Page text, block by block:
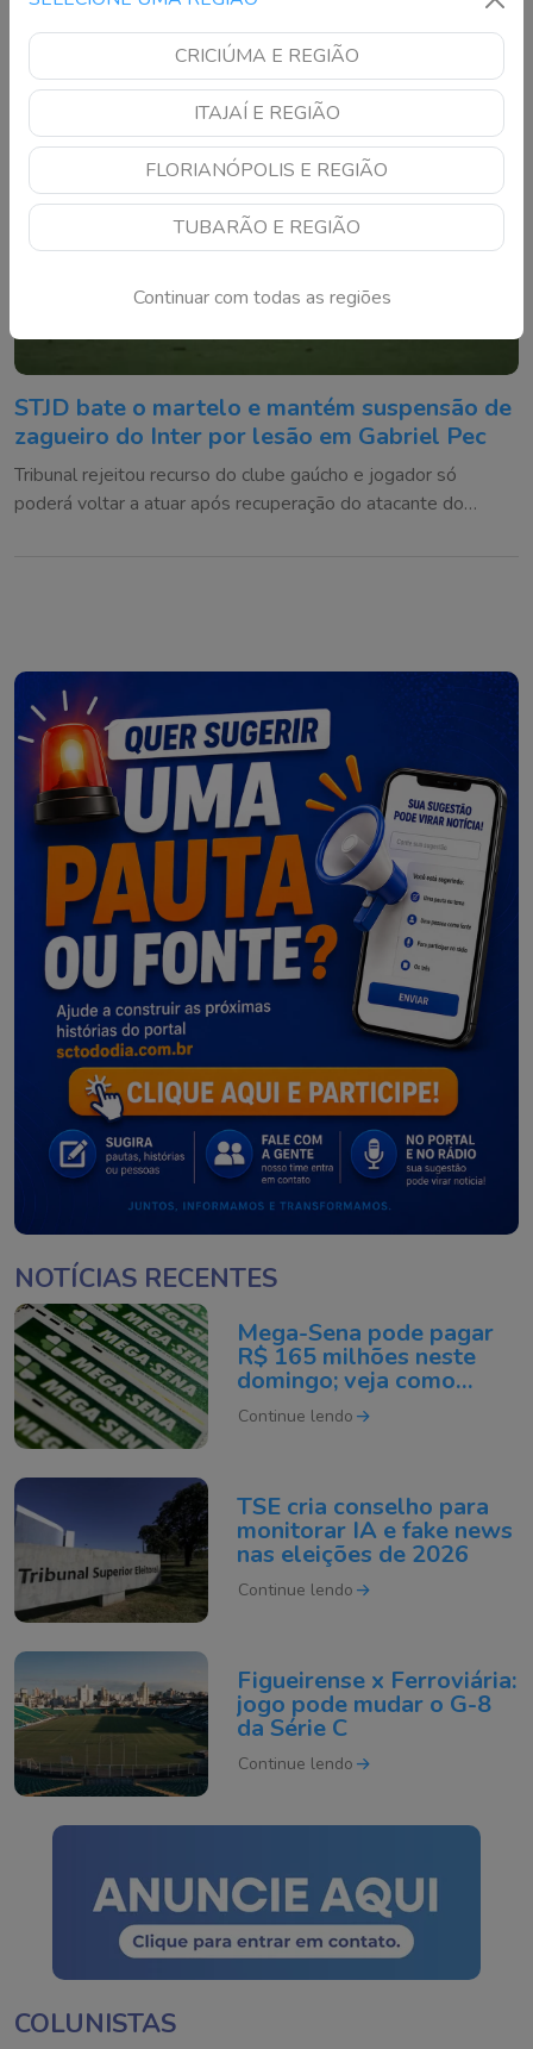
CRICIÚMA E REGIÃO
ITAJAÍ E REGIÃO
FLORIANÓPOLIS E REGIÃO
TUBARÃO E REGIÃO
Continuar com todas as regiões
STJD bate o martelo e mantém suspensão de
zagueiro do Inter por lesão em Gabriel Pec
Tribunal rejeitou recurso do clube gaúcho e jogador só
poderá voltar a atuar após recuperação do atacante do
NOTÍCIAS RECENTES
Mega-Sena pode pagar
R$ 165 milhões neste
domingo; veja como
apostar
Continue lendo
TSE cria conselho para
monitorar IA e fake news
nas eleições de 2026
Continue lendo
Figueirense x Ferroviária:
jogo pode mudar o G-8
da Série C
Continue lendo
COLUNISTAS